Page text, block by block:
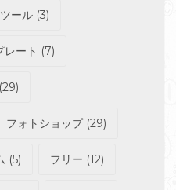
ツール (3)
レート (7)
(29)
フォトショップ(29)
(5) フリー (12)